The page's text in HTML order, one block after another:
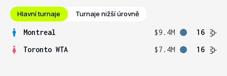
Hlavní turnaje Turnaje nižší úrovně
Montreal $9.4M
16
Toronto WTA
$7.4M 16